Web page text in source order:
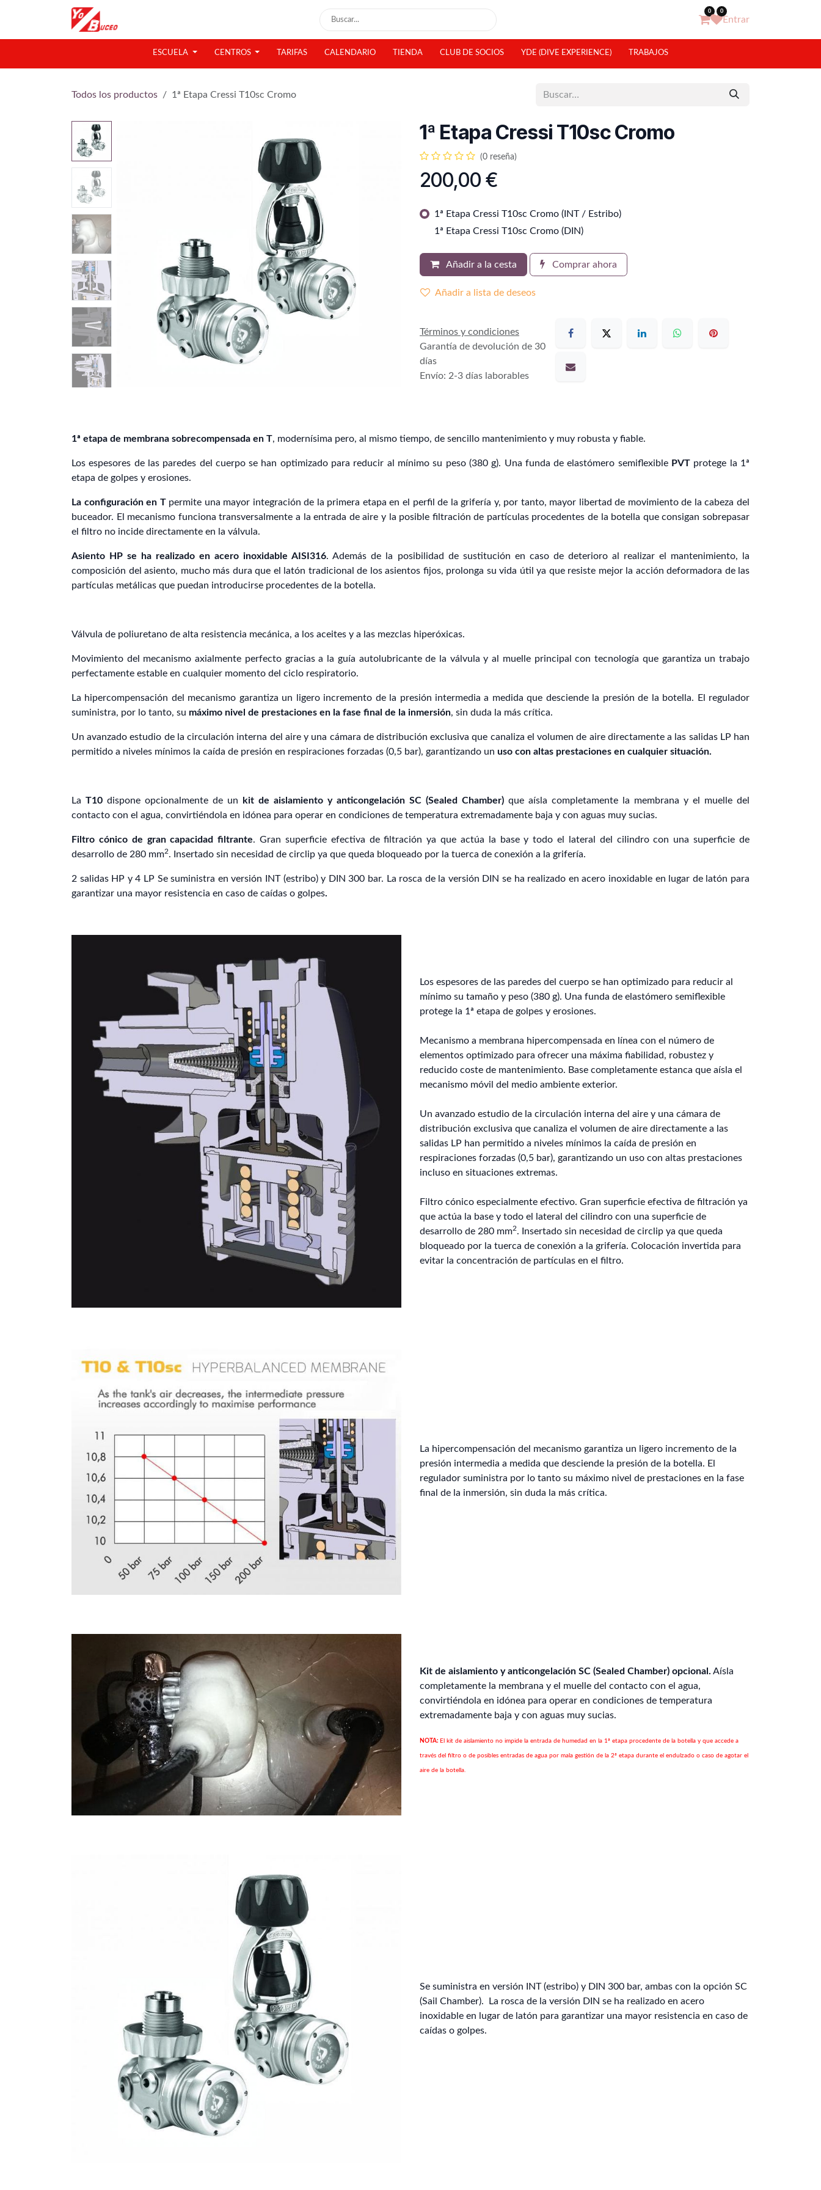
0 0
Entrar
ESCUELA CENTROS TARIFAS CALENDARIO TIENDA CLUB DE SOCIOS YDE (DIVE EXPERIENCE) TRABAJOS
Todos los productos 1ª Etapa Cressi T10sc Cromo
1ª Etapa Cressi T10sc Cromo
(0 reseña)
200,00 €
1ª Etapa Cressi T10sc Cromo (INT / Estribo)
1ª Etapa Cressi T10sc Cromo (DIN)
Añadir a la cesta Comprar ahora
Añadir a lista de deseos
Términos y condiciones
Garantía de devolución de 30
días
Envío: 2-3 días laborables
1ª etapa de membrana sobrecompensada en T, modernísima pero, al mismo tiempo, de sencillo mantenimiento y muy robusta y fiable.
Los espesores de las paredes del cuerpo se han optimizado para reducir al mínimo su peso (380 g). Una funda de elastómero semiflexible PVT protege la 1ª
etapa de golpes y erosiones.
La configuración en T permite una mayor integración de la primera etapa en el perfil de la grifería y, por tanto, mayor libertad de movimiento de la cabeza del
buceador. El mecanismo funciona transversalmente a la entrada de aire y la posible filtración de partículas procedentes de la botella que consigan sobrepasar
el filtro no incide directamente en la válvula.
Asiento HP se ha realizado en acero inoxidable AISI316. Además de la posibilidad de sustitución en caso de deterioro al realizar el mantenimiento, la
composición del asiento, mucho más dura que el latón tradicional de los asientos fijos, prolonga su vida útil ya que resiste mejor la acción deformadora de las
partículas metálicas que puedan introducirse procedentes de la botella.
Válvula de poliuretano de alta resistencia mecánica, a los aceites y a las mezclas hiperóxicas.
Movimiento del mecanismo axialmente perfecto gracias a la guía autolubricante de la válvula y al muelle principal con tecnología que garantiza un trabajo
perfectamente estable en cualquier momento del ciclo respiratorio.
La hipercompensación del mecanismo garantiza un ligero incremento de la presión intermedia a medida que desciende la presión de la botella. El regulador
suministra, por lo tanto, su máximo nivel de prestaciones en la fase final de la inmersión, sin duda la más crítica.
Un avanzado estudio de la circulación interna del aire y una cámara de distribución exclusiva que canaliza el volumen de aire directamente a las salidas LP han
permitido a niveles mínimos la caída de presión en respiraciones forzadas (0,5 bar), garantizando un uso con altas prestaciones en cualquier situación.
La T10 dispone opcionalmente de un kit de aislamiento y anticongelación SC (Sealed Chamber) que aísla completamente la membrana y el muelle del
contacto con el agua, convirtiéndola en idónea para operar en condiciones de temperatura extremadamente baja y con aguas muy sucias.
Filtro cónico de gran capacidad filtrante. Gran superficie efectiva de filtración ya que actúa la base y todo el lateral del cilindro con una superficie de
desarrollo de 280 mm2. Insertado sin necesidad de circlip ya que queda bloqueado por la tuerca de conexión a la grifería.
2 salidas HP y 4 LP Se suministra en versión INT (estribo) y DIN 300 bar. La rosca de la versión DIN se ha realizado en acero inoxidable en lugar de latón para
garantizar una mayor resistencia en caso de caídas o golpes.
Los espesores de las paredes del cuerpo se han optimizado para reducir al
mínimo su tamaño y peso (380 g). Una funda de elastómero semiflexible
protege la 1ª etapa de golpes y erosiones.
Mecanismo a membrana hipercompensada en línea con el número de
elementos optimizado para ofrecer una máxima fiabilidad, robustez y
reducido coste de mantenimiento. Base completamente estanca que aísla el
mecanismo móvil del medio ambiente exterior.
Un avanzado estudio de la circulación interna del aire y una cámara de
distribución exclusiva que canaliza el volumen de aire directamente a las
salidas LP han permitido a niveles mínimos la caída de presión en
respiraciones forzadas (0,5 bar), garantizando un uso con altas prestaciones
incluso en situaciones extremas.
Filtro cónico especialmente efectivo. Gran superficie efectiva de filtración ya
que actúa la base y todo el lateral del cilindro con una superficie de
desarrollo de 280 mm2. Insertado sin necesidad de circlip ya que queda
bloqueado por la tuerca de conexión a la grifería. Colocación invertida para
evitar la concentración de partículas en el filtro.
La hipercompensación del mecanismo garantiza un ligero incremento de la
presión intermedia a medida que desciende la presión de la botella. El
regulador suministra por lo tanto su máximo nivel de prestaciones en la fase
final de la inmersión, sin duda la más crítica.
Kit de aislamiento y anticongelación SC (Sealed Chamber) opcional. Aísla
completamente la membrana y el muelle del contacto con el agua,
convirtiéndola en idónea para operar en condiciones de temperatura
extremadamente baja y con aguas muy sucias.
NOTA: El kit de aislamiento no impide la entrada de humedad en la 1ª etapa procedente de la botella y que accede a
través del filtro o de posibles entradas de agua por mala gestión de la 2ª etapa durante el endulzado o caso de agotar el
aire de la botella.
Se suministra en versión INT (estribo) y DIN 300 bar, ambas con la opción SC
(Sail Chamber). La rosca de la versión DIN se ha realizado en acero
inoxidable en lugar de latón para garantizar una mayor resistencia en caso de
caídas o golpes.